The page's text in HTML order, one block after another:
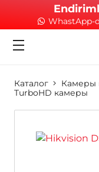
WhastApp-
Каталог
Камеры
TurboHD камеры